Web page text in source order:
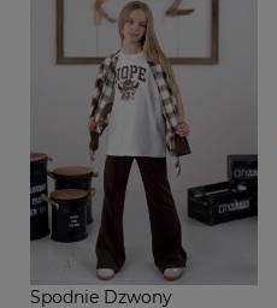
Spodnie Dzwony